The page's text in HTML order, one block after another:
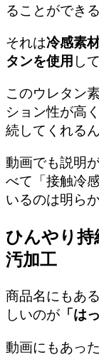
ることができる
それは冷感素
タンを使用 し
このウレタン
ション性が高
続してくれる
動画でも説明
べて「接触冷
いるのは明らか
ひんやり
汚加工
商品名にもあ
しいのが 「は
動画にもあっ